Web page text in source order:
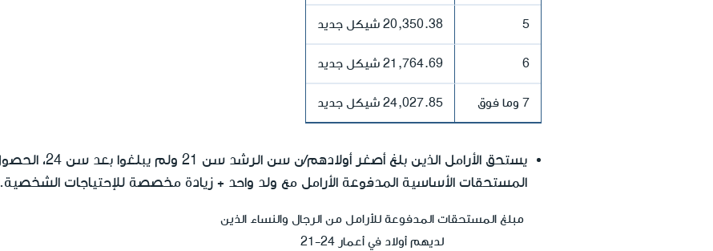
5 20,350.38 شيكل جديد
6 21,764.69 شيكل جديد
7 وما فوق 24,027.85 شيكل جديد
المستحقات الأساسية المدفوعة الأرامل مع ولد واحد + زيادة مخصصة للإحتياجات الشخصية.
مبلغ المستحقات المدفوعة للأرامل من الرجال والنساء الذين
لديهم أولاد في أعمار 24-21